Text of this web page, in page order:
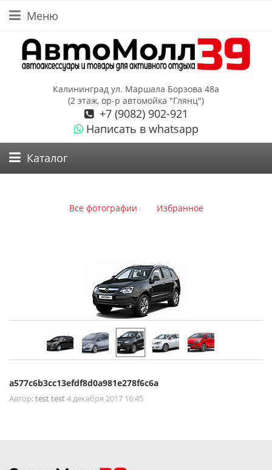
Меню
Калининград ул. Маршала Борзова 48а
(2 этаж, ор-р автомойка "Глянц")
+7 (9082) 902-921
Написать в whatsapp
Каталог
Все фотографии Избранное
a577c6b3cc13efdf8d0a981e278f6c6a
Автор:test test4 декабря 2017 16:45